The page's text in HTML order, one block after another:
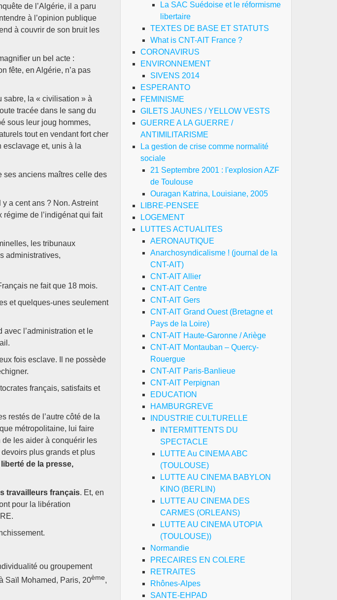
de l’Algérie, il a paru
à l’opinion publique
à couvrir de son bruit les
un bel acte :
fête, en Algérie, n’a pas
sabre, la « civilisation » à
tracée dans le sang du
sous leur joug hommes,
tout en vendant fort cher
esclavage et, unis à la
ses anciens maîtres celle des
a cent ans ? Non. Astreint
régime de l’indigénat qui fait
les tribunaux
administratives,
ne fait que 18 mois.
et quelques-unes seulement
avec l’administration et le
fois esclave. Il ne possède
français, satisfaits et
restés de l’autre côté de la
métropolitaine, lui faire
les aider à conquérir les
plus grands et plus
de la presse,
travailleurs français. Et, en
pour la libération
ou groupement
Saïl Mohamed, Paris, 20ème,
La SAC Suédoise et le réformisme
libertaire
TEXTES DE BASE ET STATUTS
What is CNT-AIT France ?
CORONAVIRUS
ENVIRONNEMENT
SIVENS 2014
ESPERANTO
FEMINISME
GILETS JAUNES / YELLOW VESTS
GUERRE A LA GUERRE /
ANTIMILITARISME
La gestion de crise comme normalité
sociale
21 Septembre 2001 : l'explosion AZF
de Toulouse
Ouragan Katrina, Louisiane, 2005
LIBRE-PENSEE
LOGEMENT
LUTTES ACTUALITES
AERONAUTIQUE
Anarchosyndicalisme ! (journal de la
CNT-AIT)
CNT-AIT Allier
CNT-AIT Centre
CNT-AIT Gers
CNT-AIT Grand Ouest (Bretagne et
Pays de la Loire)
CNT-AIT Haute-Garonne / Ariège
CNT-AIT Montauban – Quercy-
Rouergue
CNT-AIT Paris-Banlieue
CNT-AIT Perpignan
EDUCATION
HAMBURGREVE
INDUSTRIE CULTURELLE
INTERMITTENTS DU
SPECTACLE
LUTTE Au CINEMA ABC
(TOULOUSE)
LUTTE AU CINEMA BABYLON
KINO (BERLIN)
LUTTE AU CINEMA DES
CARMES (ORLEANS)
LUTTE AU CINEMA UTOPIA
(TOULOUSE))
Normandie
PRECAIRES EN COLERE
RETRAITES
Rhônes-Alpes
SANTE-EHPAD